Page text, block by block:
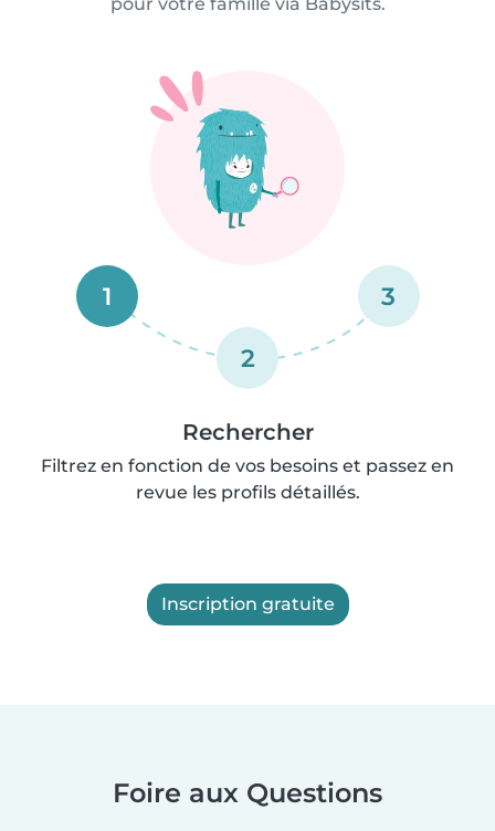
1
2
3
Rechercher
Filtrez en fonction de vos besoins et passez en
revue les profils détaillés.
Inscription gratuite
Foire aux Questions